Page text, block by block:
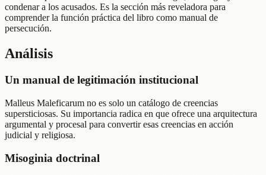
condenar a los acusados. Es la sección más reveladora para
comprender la función práctica del libro como manual de
persecución.
Análisis
Un manual de legitimación institucional
Malleus Maleficarum no es solo un catálogo de creencias
supersticiosas. Su importancia radica en que ofrece una arquitectura
argumental y procesal para convertir esas creencias en acción
judicial y religiosa.
Misoginia doctrinal